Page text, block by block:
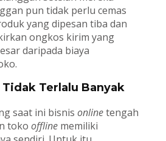
pun tidak perlu cemas
yang dipesan tiba dan
ongkos kirim yang
daripada biaya
Terlalu Banyak
saat ini bisnis onlinetengah
toko offlinememiliki